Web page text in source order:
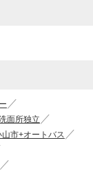
面所独立
山市+オートバス